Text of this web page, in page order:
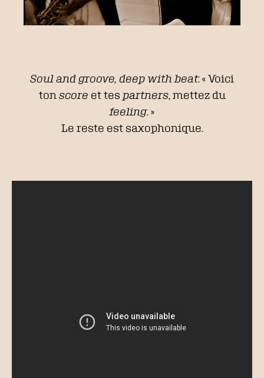
Soul and groove, deep with beat: « Voici
ton score et tes partners, mettez du
feeling. »
Le reste est saxophonique.